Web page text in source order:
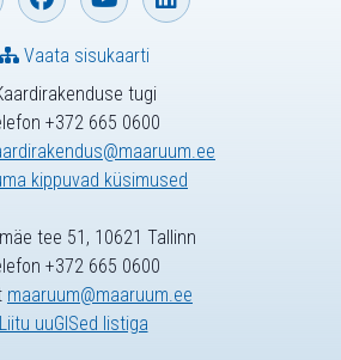
tugi
+372 665 0600
kippuvad küsimused
Vaata sisukaarti
tee 51, 10621 Tallinn
+372 665 0600
maaruum@maaruum.ee
Liitu uuGISed listiga